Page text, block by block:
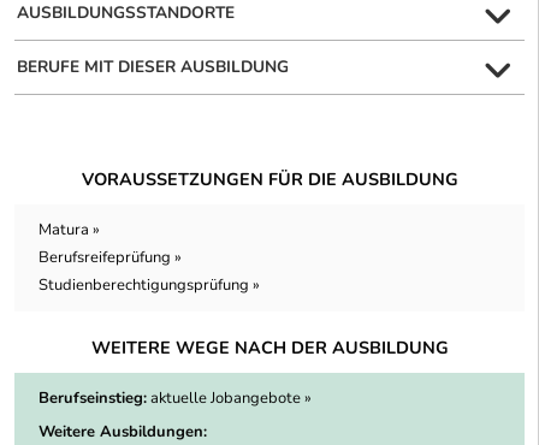
AUSBILDUNGSSTANDORTE
BERUFE MIT DIESER AUSBILDUNG
VORAUSSETZUNGEN FÜR DIE AUSBILDUNG
Matura »
Berufsreifeprüfung »
Studienberechtigungsprüfung »
WEITERE WEGE NACH DER AUSBILDUNG
Berufseinstieg:aktuelle Jobangebote »
Weitere Ausbildungen: